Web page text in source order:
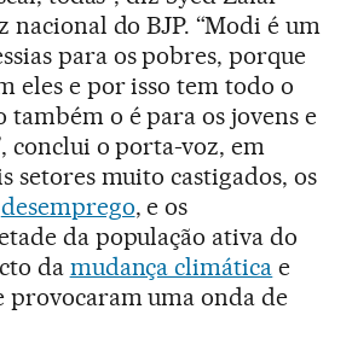
nacional do BJP. “Modi é um
para os pobres, porque
eles e por isso tem todo o
também o é para os jovens e
conclui o porta-voz, em
setores muito castigados, os
desemprego, e os
da população ativa do
da mudança climática e
provocaram uma onda de